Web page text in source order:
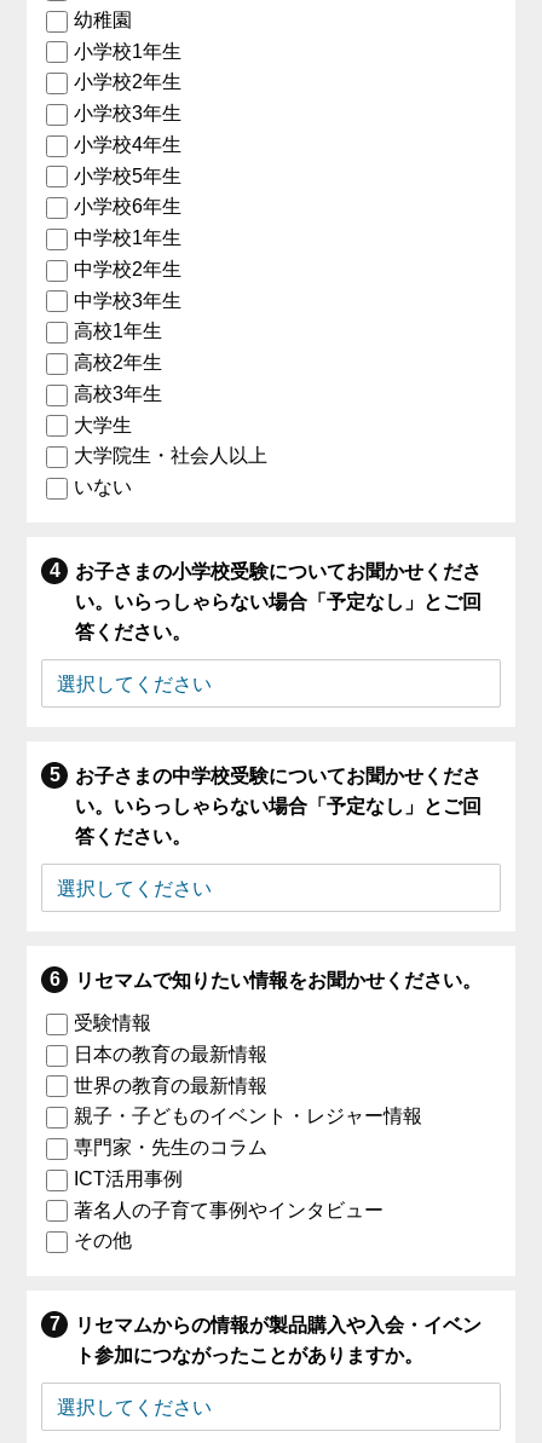
幼稚園
小学校1年生
小学校2年生
小学校3年生
小学校4年生
小学校5年生
小学校6年生
中学校1年生
中学校2年生
中学校3年生
高校1年生
高校2年生
高校3年生
大学生
大学院生・社会人以上
いない
お子さまの小学校受験についてお聞かせくださ
い。いらっしゃらない場合「予定なし」とご回
答ください。
お子さまの中学校受験についてお聞かせくださ
い。いらっしゃらない場合「予定なし」とご回
答ください。
リセマムで知りたい情報をお聞かせください。
受験情報
日本の教育の最新情報
世界の教育の最新情報
親子・子どものイベント・レジャー情報
専門家・先生のコラム
ICT活用事例
著名人の子育て事例やインタビュー
その他
リセマムからの情報が製品購入や入会・イベン
ト参加につながったことがありますか。